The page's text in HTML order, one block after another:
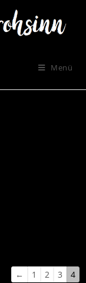
Menü
← 1 2 3
4